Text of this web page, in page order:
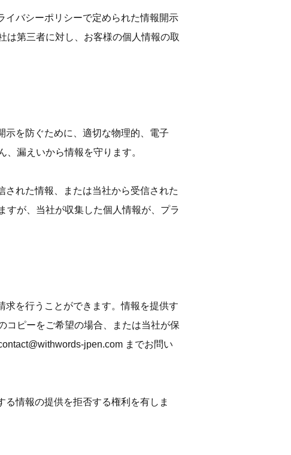
イバシーポリシーで定められた情報開示
は第三者に対し、お客様の個人情報の取
示を防ぐために、適切な物理的、電子
漏えいから情報を守ります。
れた情報、または当社から受信された
すが、当社が収集した個人情報が、プラ
求を行うことができます。情報を提供す
コピーをご希望の場合、または当社が保
jpen.com までお問い
情報の提供を拒否する権利を有しま